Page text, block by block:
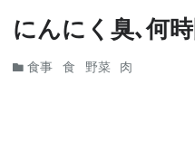
にんにく臭､何
食事 食 野菜 肉